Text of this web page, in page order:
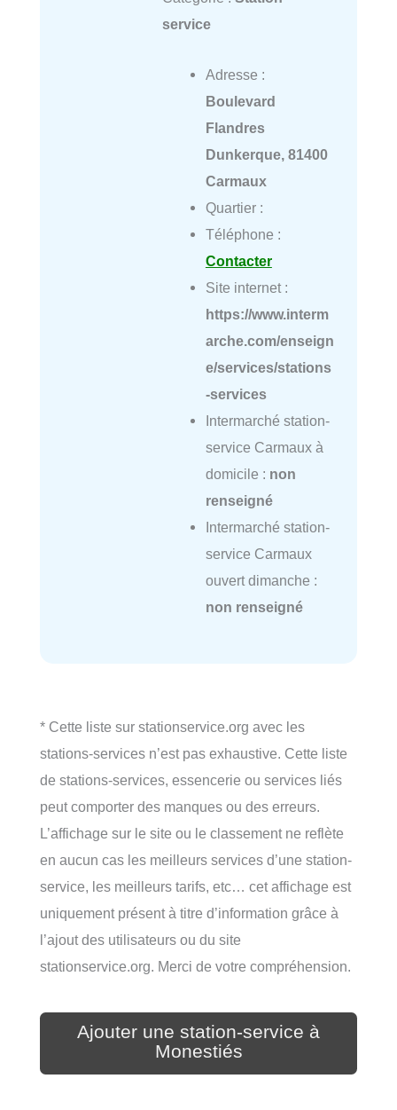
service
Adresse :
Boulevard
Flandres
Dunkerque, 81400
Carmaux
Quartier :
Téléphone :
Contacter
Site internet :
https://www.interm
arche.com/enseign
e/services/stations
-services
Intermarché station-
service Carmaux à
domicile : non
renseigné
Intermarché station-
service Carmaux
ouvert dimanche :
non renseigné
* Cette liste sur stationservice.org avec les
stations-services n’est pas exhaustive. Cette liste
de stations-services, essencerie ou services liés
peut comporter des manques ou des erreurs.
L’affichage sur le site ou le classement ne reflète
en aucun cas les meilleurs services d’une station-
service, les meilleurs tarifs, etc… cet affichage est
uniquement présent à titre d’information grâce à
l’ajout des utilisateurs ou du site
stationservice.org. Merci de votre compréhension.
Ajouter une station-service à
Monestiés